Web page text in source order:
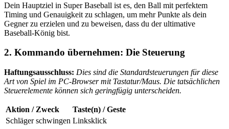
Dein Hauptziel in Super Baseball ist es, den Ball mit perfektem
Timing und Genauigkeit zu schlagen, um mehr Punkte als dein
Gegner zu erzielen und zu beweisen, dass du der ultimative
Baseball-König bist.
2. Kommando übernehmen: Die Steuerung
Haftungsausschluss: Dies sind die Standardsteuerungen für diese
Art von Spiel im PC-Browser mit Tastatur/Maus. Die tatsächlichen
Steuerelemente können sich geringfügig unterscheiden.
Aktion / Zweck
Taste(n) / Geste
Schläger schwingen Linksklick